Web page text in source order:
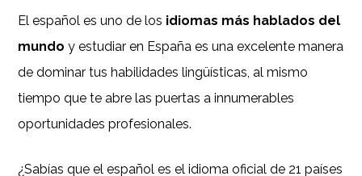
El español es uno de los idiomas más hablados del
mundoy estudiar en España es una excelente manera
de dominar tus habilidades lingüísticas, al mismo
tiempo que te abre las puertas a innumerables
oportunidades profesionales.
¿Sabías que el español es el idioma oficial de 21 países